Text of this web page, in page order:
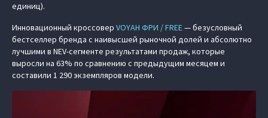
единиц).
Инновационный кроссовер VOYAH ФРИ / FREE— безусловный
бестселлер бренда с наивысшей рыночной долей и абсолютно
лучшими в NEV-сегменте результатами продаж, которые
выросли на 63% по сравнению с предыдущим месяцем и
составили 1 290 экземпляров модели.